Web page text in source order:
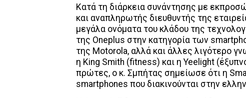
Κατά τη διάρκεια συνάντησης με
και αναπληρωτής διευθυντής της
μεγάλα ονόματα του κλάδου της
της Oneplus στην κατηγορία των
της Motorola, αλλά και άλλες λιγότερο
η King Smith (fitness) και η Yeelight
πρώτες, ο κ. Σμπήτας σημείωσε ότι η
smartphones που διακινούνται στην